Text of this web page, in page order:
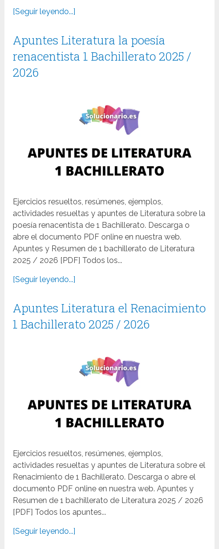
[Seguir leyendo...]
Apuntes Literatura la poesía
renacentista 1 Bachillerato 2025 /
2026
Ejercicios resueltos, resúmenes, ejemplos,
actividades resueltas y apuntes de Literatura sobre la
poesía renacentista de 1 Bachillerato. Descarga o
abre el documento PDF online en nuestra web.
Apuntes y Resumen de 1 bachillerato de Literatura
2025 / 2026 [PDF] Todos los...
[Seguir leyendo...]
Apuntes Literatura el Renacimiento
1 Bachillerato 2025 / 2026
Ejercicios resueltos, resúmenes, ejemplos,
actividades resueltas y apuntes de Literatura sobre el
Renacimiento de 1 Bachillerato. Descarga o abre el
documento PDF online en nuestra web. Apuntes y
Resumen de 1 bachillerato de Literatura 2025 / 2026
[PDF] Todos los apuntes...
[Seguir leyendo...]